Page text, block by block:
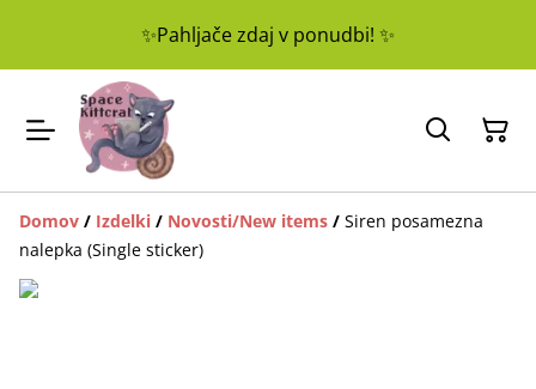
✨Pahljače zdaj v ponudbi! ✨
Domov / Izdelki / Novosti/New items / Siren posamezna
nalepka (Single sticker)